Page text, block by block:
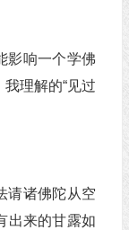
影响一个学佛
理解的“见过
请诸佛陀从空
出来的甘露如